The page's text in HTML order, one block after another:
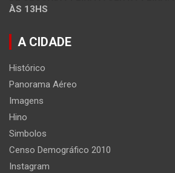
ÀS 13HS
A CIDADE
Histórico
Panorama Aéreo
Imagens
Hino
Simbolos
Censo Demográfico 2010
Instagram